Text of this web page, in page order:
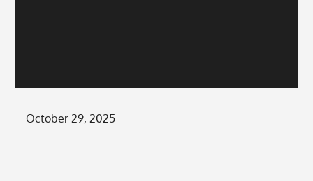
Posted
October 29, 2025